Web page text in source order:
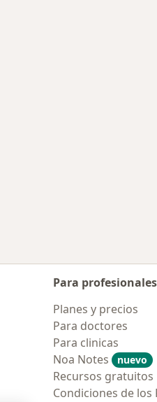
Para profesionales
Planes y precios
Para doctores
Para clinicas
Noa Notes
nuevo
Recursos gratuitos
Condiciones de los